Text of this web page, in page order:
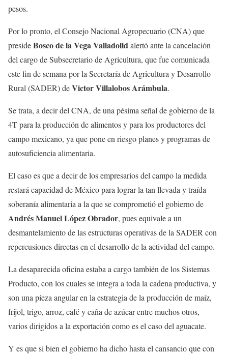
pesos.
Por lo pronto, el Consejo Nacional Agropecuario (CNA) que
presideBosco de laVega Valladolidalertó ante la cancelación
del cargo de Subsecretario de Agricultura, que fue comunicada
este fin de semana por la Secretaría de Agricultura y Desarrollo
Rural (SADER) deVictor Villalobos Arámbula.
Se trata, a decir del CNA, de una pésima señal de gobierno de la
4T para la producción de alimentos y para los productores del
campo mexicano, ya que pone en riesgo planes y programas de
autosuficiencia alimentaria.
El caso es que a decir de los empresarios del campo la medida
restará capacidad de México para lograr la tan llevada y traída
soberanía alimentaria a la que se comprometió el gobierno de
Andrés Manuel López Obrador, pues equivale a un
desmantelamiento de las estructuras operativas de la SADER con
repercusiones directas en el desarrollo de la actividad del campo.
La desaparecida oficina estaba a cargo también de los Sistemas
Producto, con los cuales se integra a toda la cadena productiva, y
son una pieza angular en la estrategia de la producción de maíz,
frijol, trigo, arroz, café y caña de azúcar entre muchos otros,
varios dirigidos a la exportación como es el caso del aguacate.
Y es que si bien el gobierno ha dicho hasta el cansancio que con